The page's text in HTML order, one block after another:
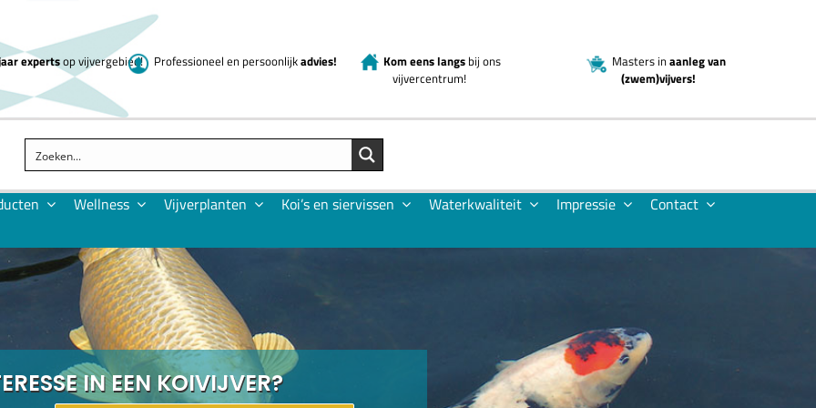
expertsop vijvergebied! Professioneel en persoonlijkadvies! Kom eens langs bij ons
vijvercentrum!
Masters inaanleg van
(zwem)vijvers!
Wellness Vijverplanten Koi’s en siervissen Waterkwaliteit Impressie
Contact
IN EEN KOIVIJVER?